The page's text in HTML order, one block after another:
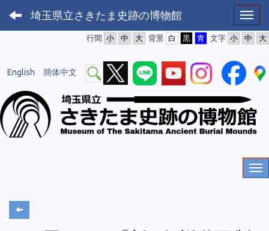
埼玉県立さきたま史跡の博物館
文字
背景
行間
English 簡体中文